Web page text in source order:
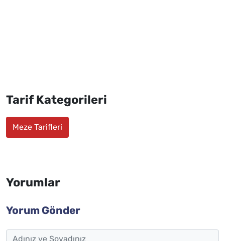
Tarif Kategorileri
Meze Tarifleri
Yorumlar
Yorum Gönder